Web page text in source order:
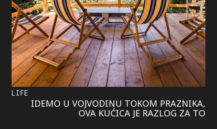
LIFE
IDEMO U VOJVODINU TOKOM PRAZNIKA,
OVA KUĆICA JE RAZLOG ZA TO